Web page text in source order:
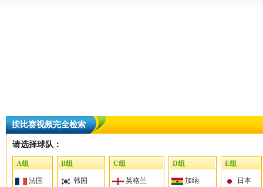
按比赛视频完全检索
请选择球队：
A组
法国
B组
韩国
C组
英格兰
D组
加纳
E组
日本